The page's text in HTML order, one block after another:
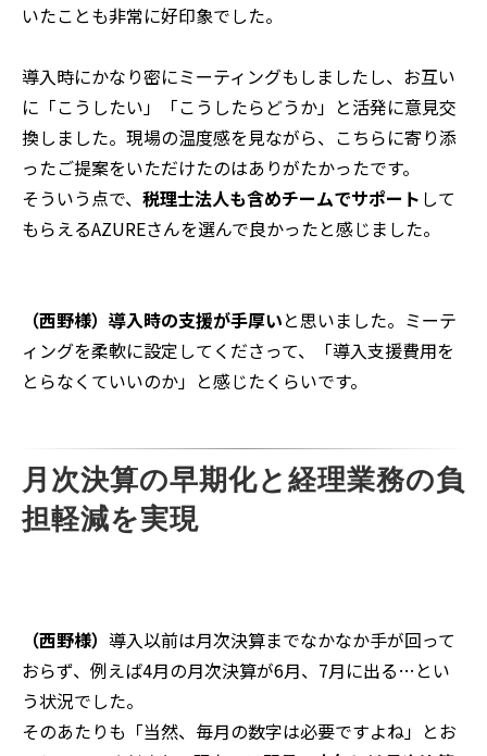
いたことも非常に好印象でした。
導入時にかなり密にミーティングもしましたし、お互い
に「こうしたい」「こうしたらどうか」と活発に意見交
換しました。現場の温度感を見ながら、こちらに寄り添
ったご提案をいただけたのはありがたかったです。
そういう点で、 税理士法人も含めチームでサポート して
もらえるAZUREさんを選んで良かったと感じました。
（西野様）導入時の支援が手厚いと思いました。ミーテ
ィングを柔軟に設定してくださって、「導入支援費用を
とらなくていいのか」と感じたくらいです。
月次決算の早期化と経理業務の負
担軽減を実現